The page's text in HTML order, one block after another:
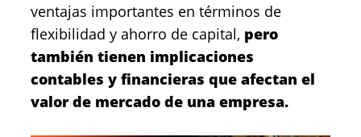
ventajas importantes en términos de
flexibilidad y ahorro de capital, pero
también tienen implicaciones
contables y financieras que afectan el
valor de mercado de una empresa.